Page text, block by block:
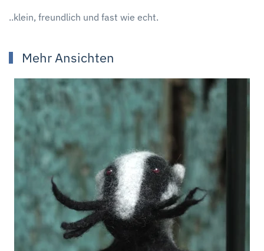
..klein, freundlich und fast wie echt.
Mehr Ansichten